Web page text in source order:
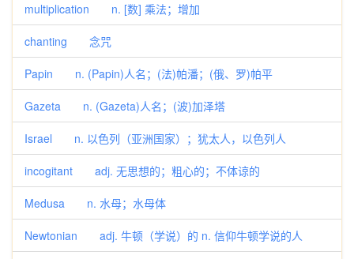
multiplication n. [数] 乘法；增加
chanting 念咒
Papin n. (Papin)人名；(法)帕潘；(俄、罗)帕平
Gazeta n. (Gazeta)人名；(波)加泽塔
Israel n. 以色列（亚洲国家）；犹太人，以色列人
incogitant adj. 无思想的；粗心的；不体谅的
Medusa n. 水母；水母体
Newtonian adj. 牛顿（学说）的 n. 信仰牛顿学说的人